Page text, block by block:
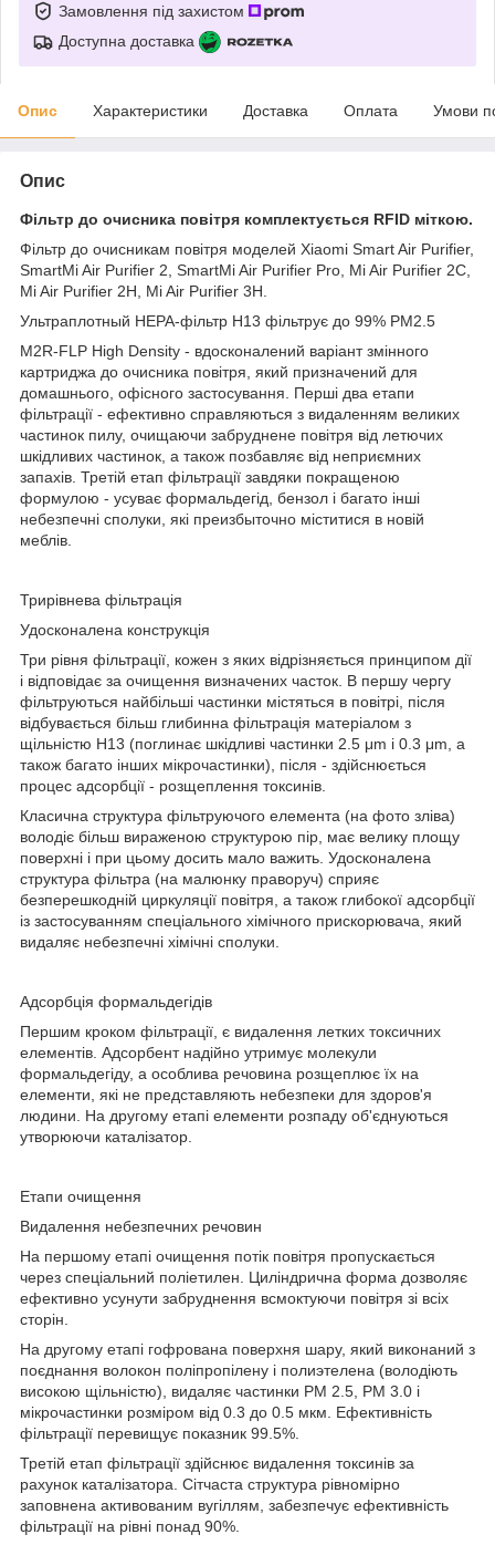
Замовлення під захистом
Доступна доставка
Опис Характеристики Доставка Оплата Умови
Опис
Фільтр до очисника повітря комплектується RFID міткою.
Фільтр до очисникам повітря моделей Xiaomi Smart Air Purifier,
SmartMi Air Purifier 2, SmartMi Air Purifier Pro, Mi Air Purifier 2C,
Mi Air Purifier 2H, Mi Air Purifier 3H.
Ультраплотный HEPA-фільтр H13 фільтрує до 99% PM2.5
M2R-FLP High Density - вдосконалений варіант змінного
картриджа до очисника повітря, який призначений для
домашнього, офісного застосування. Перші два етапи
фільтрації - ефективно справляються з видаленням великих
частинок пилу, очищаючи забруднене повітря від летючих
шкідливих частинок, а також позбавляє від неприємних
запахів. Третій етап фільтрації завдяки покращеною
формулою - усуває формальдегід, бензол і багато інші
небезпечні сполуки, які преизбыточно міститися в новій
меблів.
Трирівнева фільтрація
Удосконалена конструкція
Три рівня фільтрації, кожен з яких відрізняється принципом дії
і відповідає за очищення визначених часток. В першу чергу
фільтруються найбільші частинки містяться в повітрі, після
відбувається більш глибинна фільтрація матеріалом з
щільністю Н13 (поглинає шкідливі частинки 2.5 μm і 0.3 μm, а
також багато інших мікрочастинки), після - здійснюється
процес адсорбції - розщеплення токсинів.
Класична структура фільтруючого елемента (на фото зліва)
володіє більш вираженою структурою пір, має велику площу
поверхні і при цьому досить мало важить. Удосконалена
структура фільтра (на малюнку праворуч) сприяє
безперешкодній циркуляції повітря, а також глибокої адсорбції
із застосуванням спеціального хімічного прискорювача, який
видаляє небезпечні хімічні сполуки.
Адсорбція формальдегідів
Першим кроком фільтрації, є видалення летких токсичних
елементів. Адсорбент надійно утримує молекули
формальдегіду, а особлива речовина розщеплює їх на
елементи, які не представляють небезпеки для здоров'я
людини. На другому етапі елементи розпаду об'єднуються
утворюючи каталізатор.
Етапи очищення
Видалення небезпечних речовин
На першому етапі очищення потік повітря пропускається
через спеціальний поліетилен. Циліндрична форма дозволяє
ефективно усунути забруднення всмоктуючи повітря зі всіх
сторін.
На другому етапі гофрована поверхня шару, який виконаний з
поєднання волокон поліпропілену і полиэтелена (володіють
високою щільністю), видаляє частинки РМ 2.5, РМ 3.0 і
мікрочастинки розміром від 0.3 до 0.5 мкм. Ефективність
фільтрації перевищує показник 99.5%.
Третій етап фільтрації здійснює видалення токсинів за
рахунок каталізатора. Сітчаста структура рівномірно
заповнена активованим вугіллям, забезпечує ефективність
фільтрації на рівні понад 90%.